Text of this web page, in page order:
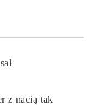
z nacią tak